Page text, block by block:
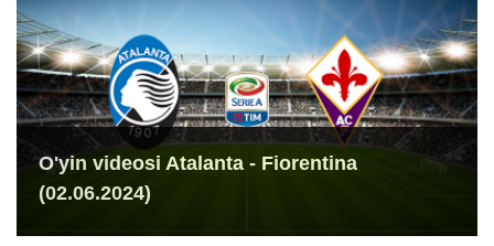
O'yin videosi Atalanta - Fiorentina
(02.06.2024)